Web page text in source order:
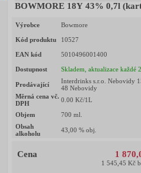
BOWMORE 18Y 43% 0,7l
Výrobce Bowmore
Kód produktu 10527
EAN kód 5010496001400
Dostupnost Skladem, aktualizace každé
Prodávající
Interdrinks s.r.o. Nebovidy
48 Nebovidy
Měrná cena vč.
DPH
0.00 Kč/1L
Objem 700 ml.
Obsah
alkoholu
43,00 % obj.
Cena 1
1 545,45 Kč